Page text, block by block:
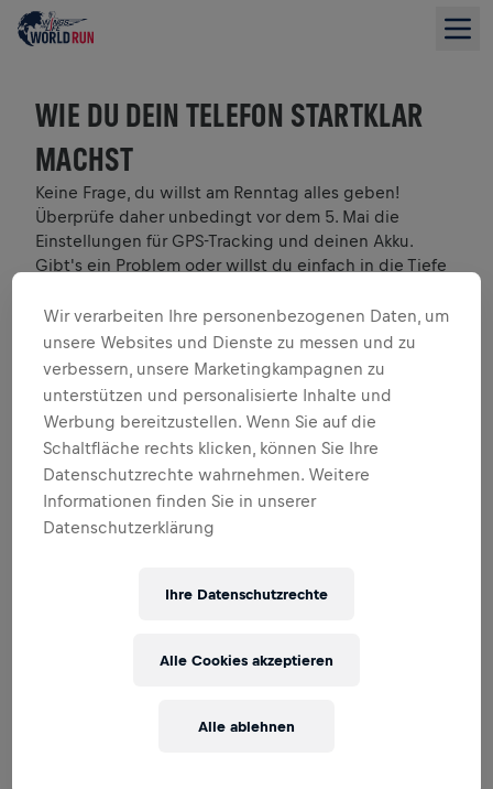
WIE DU DEIN TELEFON STARTKLAR
MACHST
Keine Frage, du willst am Renntag alles geben!
Überprüfe daher unbedingt vor dem 5. Mai die
Einstellungen für GPS-Tracking und deinen Akku.
Gibt's ein Problem oder willst du einfach in die Tiefe
APPLE DEVICES
iPhone guidelines
ANDROID-GERÄTE
Da jedes Android-Gerät anders ist, haben wir eine
Übersicht mit speziellen Tipps für verschiedene
Überprüfe den Home-Tab der App
grün angezeigt wird
Batterieoptimierung
Wir verarbeiten Ihre personenbezogenen Daten, um
unsere Websites und Dienste zu messen und zu
verbessern, unsere Marketingkampagnen zu
unterstützen und personalisierte Inhalte und
Werbung bereitzustellen. Wenn Sie auf die
Schaltfläche rechts klicken, können Sie Ihre
Datenschutzrechte wahrnehmen. Weitere
Informationen finden Sie in unserer
Datenschutzerklärung
Ihre Datenschutzrechte
Alle ablehnen
Alle Cookies akzeptieren